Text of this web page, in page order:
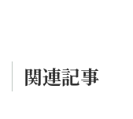
関連記事